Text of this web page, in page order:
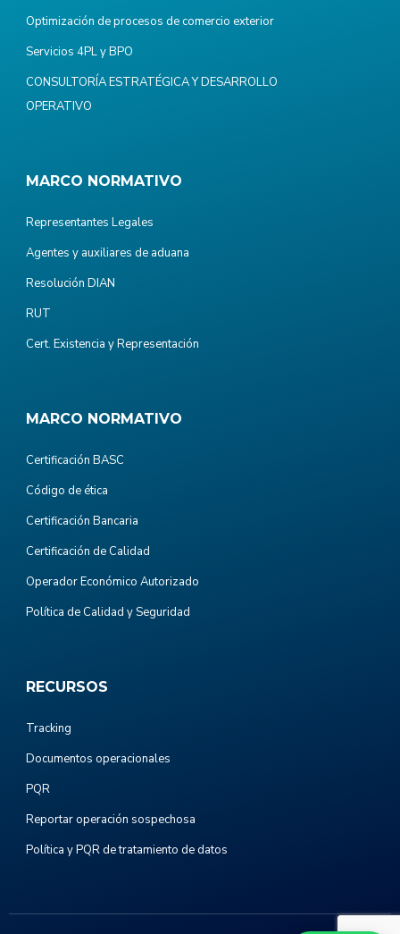
Optimización de procesos de comercio exterior
Servicios 4PL y BPO
CONSULTORÍA ESTRATÉGICA Y DESARROLLO
OPERATIVO
MARCO NORMATIVO
Representantes Legales
Agentes y auxiliares de aduana
Resolución DIAN
RUT
Cert. Existencia y Representación
MARCO NORMATIVO
Certificación BASC
Código de ética
Certificación Bancaria
Certificación de Calidad
Operador Económico Autorizado
Política de Calidad y Seguridad
RECURSOS
Tracking
Documentos operacionales
PQR
Reportar operación sospechosa
Política y PQR de tratamiento de datos